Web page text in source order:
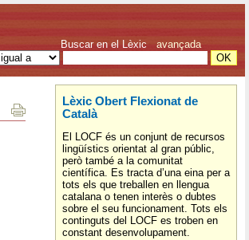
Buscar en el Lèxic avançada
Lèxic Obert Flexionat de
Català
El LOCF és un conjunt de recursos
lingüístics orientat al gran públic,
però també a la comunitat
científica. Es tracta d’una eina per a
tots els que treballen en llengua
catalana o tenen interès o dubtes
sobre el seu funcionament. Tots els
continguts del LOCF es troben en
constant desenvolupament.